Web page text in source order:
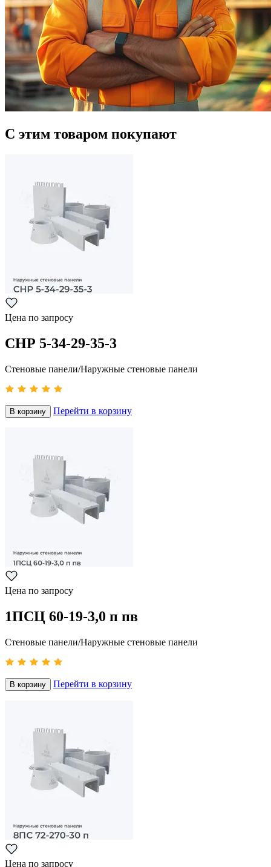
С этим товаром покупают
Цена по запросу
СНР 5-34-29-35-3
Стеновые панели/Наружные стеновые панели
В корзину Перейти в корзину
Цена по запросу
1ПСЦ 60-19-3,0 п пв
Стеновые панели/Наружные стеновые панели
В корзину Перейти в корзину
Цена по запросу